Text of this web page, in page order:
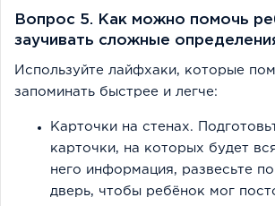
Вопрос 5. Как можно помочь
заучивать сложные
Используйте лайфхаки, которые
запоминать быстрее и легче:
Карточки на стенах.
карточки, на которых будет
него информация, развесьте
дверь, чтобы ребёнок мог